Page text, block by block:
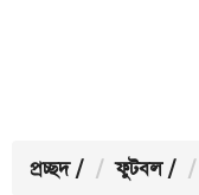
প্রচ্ছদ / ফুটবল /